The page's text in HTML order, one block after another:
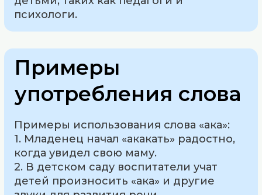
психологи.
Примеры
употребления слова
Примеры использования слова «ака»:
1. Младенец начал «акакать» радостно,
когда увидел свою маму.
2. В детском саду воспитатели учат
детей произносить «ака» и другие